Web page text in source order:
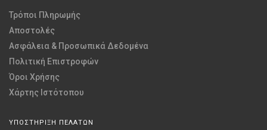
Τρόποι Πληρωμής
Αποστολές
Ασφάλεια & Προσωπικά Δεδομένα
Πολιτική Επιστροφών
Όροι Χρήσης
Χάρτης Ιστότοπου
ΥΠΟΣΤΗΡΙΞΗ ΠΕΛΑΤΩΝ